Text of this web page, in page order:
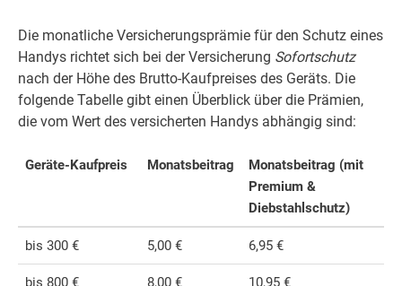
Die monatliche Versicherungsprämie für den Schutz eines
Handys richtet sich bei der Versicherung Sofortschutz
nach der Höhe des Brutto-Kaufpreises des Geräts. Die
folgende Tabelle gibt einen Überblick über die Prämien,
die vom Wert des versicherten Handys abhängig sind:
Geräte-Kaufpreis Monatsbeitrag
Monatsbeitrag (mit
Premium &
Diebstahlschutz)
bis 300 € 5,00 € 6,95 €
bis 800 € 8,00 € 10,95 €